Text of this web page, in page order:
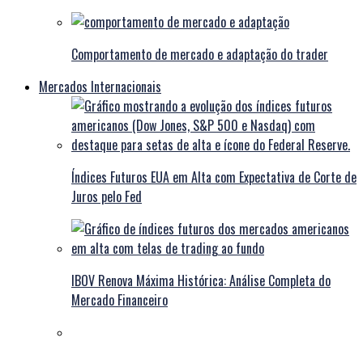
Comportamento de mercado e adaptação do trader
Mercados Internacionais
Índices Futuros EUA em Alta com Expectativa de Corte de
Juros pelo Fed
IBOV Renova Máxima Histórica: Análise Completa do
Mercado Financeiro